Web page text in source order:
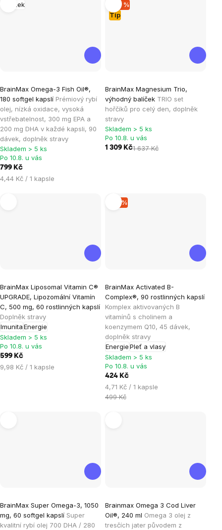
Mozek
BrainMax Omega-3 Fish Oil®,
180 softgel kapslí Prémiový rybí
olej, nízká oxidace, vysoká
vstřebatelnost, 300 mg EPA a
200 mg DHA v každé kapsli, 90
dávek, doplněk stravy
hodnocení
produktu
je
4,9
z
5
hvězdiček.
Skladem > 5 ks
Po 10.8. u vás
799 Kč
Měrná
4,44 Kč / 1 kapsle
Tip
–20 %
BrainMax Magnesium Trio,
výhodný balíček TRIO set
hořčíků pro celý den, doplněk
stravy
hodnocení
produktu
je
5,0
z
Skladem > 5 ks
Po 10.8. u vás
1 309 Kč1 637 Kč
BrainMax Liposomal Vitamin C®
UPGRADE, Lipozomální Vitamín
C, 500 mg, 60 rostlinných kapslí
Doplněk stravy
ImunitaEnergie
hodnocení
produktu
je
5,0
z
5
hvězdiček.
Skladem > 5 ks
Po 10.8. u vás
599 Kč
Měrná
9,98 Kč / 1 kapsle
–15 %
BrainMax Activated B-
Complex®, 90 rostlinných kapslí
Komplex aktivovaných B
vitamínů s cholinem a
koenzymem Q10, 45 dávek,
doplněk stravy
EnergiePleť a vlasy
hodnocení
produktu
je
5,0
z
5
hvězdiček.
Skladem > 5 ks
Po 10.8. u vás
424 Kč
Měrná
cena:
4,71 Kč / 1 kapsle
499 Kč
BrainMax Super Omega-3, 1050
mg, 60 softgel kapslí Super
kvalitní rybí olej 700 DHA / 280
hodnocení
produktu
Brainmax Omega 3 Cod Liver
Oil®, 240 ml Omega 3 olej z
tresčích jater původem z
hodnocení
produktu